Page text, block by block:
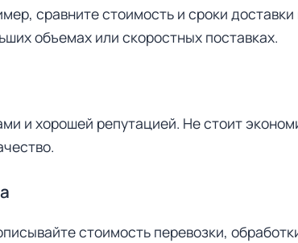
сравните стоимость и сроки
объемах или скоростных поставках.
и хорошей репутацией. Не стоит
стоимость перевозки,